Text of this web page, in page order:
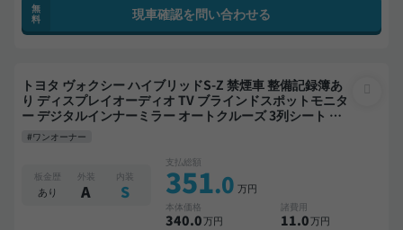
無
料
現車確認を問い合わせる
トヨタ ヴォクシー ハイブリッドS-Z 禁煙車 整備記録簿あ
り ディスプレイオーディオ TV ブラインドスポットモニタ
ー デジタルインナーミラー オートクルーズ 3列シート ス
マートキー ETC 電動バックドア バックモニター 全方位カ
メラ ドライブレコーダー 両側電動スライドドア 7人乗り
#ワンオーナー
板金歴
あり
外装
A
内装
S
支払総額
351.0 万円
本体価格
340.0万円
諸費用
11.0万円